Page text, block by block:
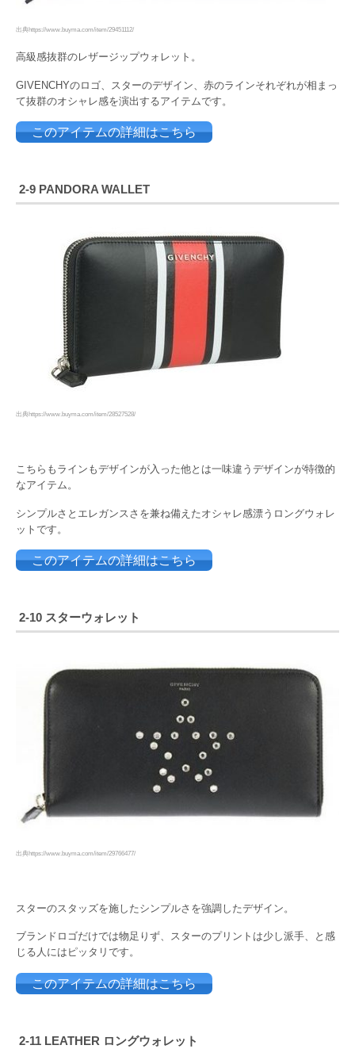
出典https://www.buyma.com/item/29451112/
高級感抜群のレザージップウォレット。
GIVENCHYのロゴ、スターのデザイン、赤のラインそれぞれが相まっ
て抜群のオシャレ感を演出するアイテムです。
このアイテムの詳細はこちら
2-9 PANDORA WALLET
出典https://www.buyma.com/item/28527528/
こちらもラインもデザインが入った他とは一味違うデザインが特徴的
なアイテム。
シンプルさとエレガンスさを兼ね備えたオシャレ感漂うロングウォレ
ットです。
このアイテムの詳細はこちら
2-10 スターウォレット
出典https://www.buyma.com/item/29766477/
スターのスタッズを施したシンプルさを強調したデザイン。
ブランドロゴだけでは物足りず、スターのプリントは少し派手、と感
じる人にはピッタリです。
このアイテムの詳細はこちら
2-11 LEATHER ロングウォレット